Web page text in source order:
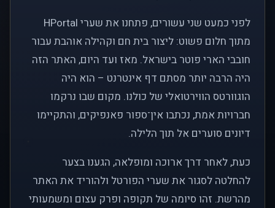
לפני כמעט שני עשורים, פתחנו את שערי HPortal
מתוך חלום פשוט: ליצור בית חם וקהילה אוהבת עבור
חובבי הארי פוטר בישראל. מאז ועד היום, האתר הזה
היה הרבה יותר מסתם דף אינטרנט – הוא היה
הוגוורטס הווירטואלי של כולנו. מקום שבו נרקמו
חברויות אמת, נכתבו אין־ספור פאנפיקים, והתקיימו
דיונים סוערים אל תוך הלילה.
כעת, לאחר דרך ארוכה ומופלאה, הגענו בצער
להחלטה לסגור את שערי הפורטל ולהוריד את האתר
מהרשת. זהו סיומה של תקופה ופרק עצום ומשמעותי